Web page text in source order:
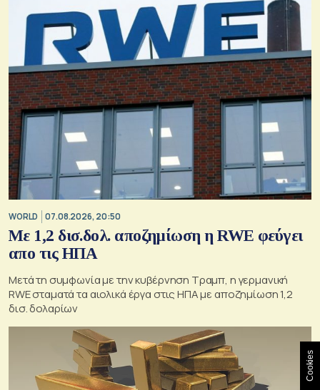
WORLD 07.08.2026, 20:50
Με 1,2 δισ.δολ. αποζημίωση η RWE φεύγει
απο τις ΗΠΑ
Μετά τη συμφωνία με την κυβέρνηση Τραμπ, η γερμανική
RWE σταματά τα αιολικά έργα στις ΗΠΑ με αποζημίωση 1,2
δισ. δολαρίων
Cookies